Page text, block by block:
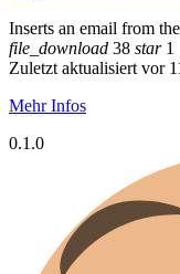
Inserts an email from
file_download 38 star1
Zuletzt aktualisiert vor
Mehr Infos
0.1.0